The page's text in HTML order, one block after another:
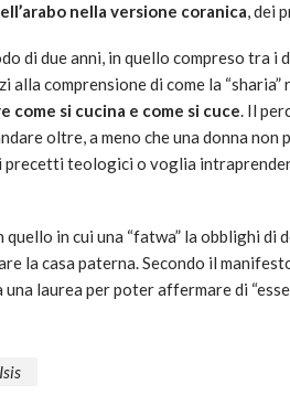
nella versione coranica, dei
di due anni, in quello compreso tra i
alla comprensione di come la
come si cucina e come si cuce. Il
oltre, a meno che una donna
precetti teologici o voglia
quello in cui una “fatwa” la obblighi di
la casa paterna. Secondo il
una laurea per poter affermare di
Isis